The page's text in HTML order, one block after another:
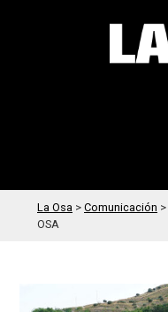
La Osa > Comunicación >
OSA